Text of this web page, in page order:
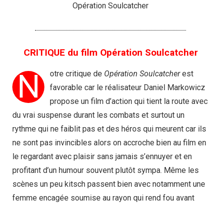
Opération Soulcatcher
CRITIQUE du film Opération Soulcatcher
N otre critique de Opération Soulcatcherest
favorable car le réalisateur Daniel Markowicz
propose un film d’action qui tient la route avec
du vrai suspense durant les combats et surtout un
rythme qui ne faiblit pas et des héros qui meurent car ils
ne sont pas invincibles alors on accroche bien au film en
le regardant avec plaisir sans jamais s’ennuyer et en
profitant d’un humour souvent plutôt sympa. Même les
scènes un peu kitsch passent bien avec notamment une
femme encagée soumise au rayon qui rend fou avant